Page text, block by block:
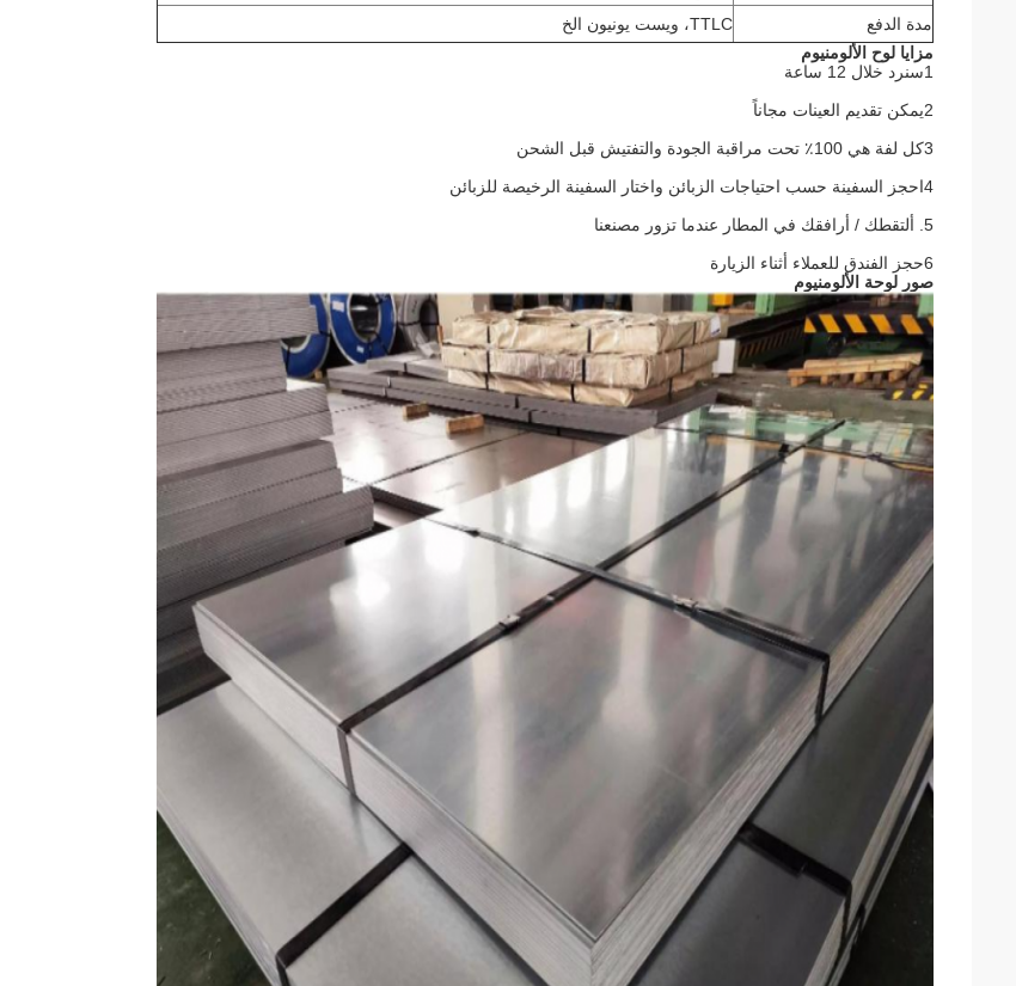
مدة الدفع
TTLC، ويست يونيون الخ
مزايا لوح الألومنيوم
1سنرد خلال 12 ساعة
2يمكن تقديم العينات مجاناً
3كل لفة هي 100٪ تحت مراقبة الجودة والتفتيش قبل الشحن
4احجز السفينة حسب احتياجات الزبائن واختار السفينة الرخيصة للزبائن
5. ألتقطك / أرافقك في المطار عندما تزور مصنعنا
6حجز الفندق للعملاء أثناء الزيارة
صور لوحة الألومنيوم